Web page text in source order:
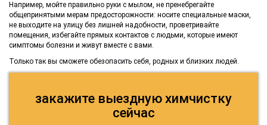
Например, мойте правильно руки с мылом, не пренебрегайте
общепринятыми мерам предосторожности: носите специальные маски,
не выходите на улицу без лишней надобности, проветривайте
помещения, избегайте прямых контактов с людьми, которые имеют
симптомы болезни и живут вместе с вами.
Только так вы сможете обезопасить себя, родных и близких людей.
закажите выездную химчистку
сейчас